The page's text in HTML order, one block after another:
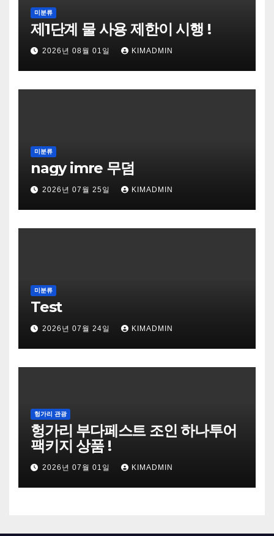
미분류
제1단계 물 사용 제한이 시행 !
2026년 08월 01일 KIMADMIN
미분류
nagy imre 무덤
2026년 07월 25일 KIMADMIN
미분류
Test
2026년 07월 24일 KIMADMIN
헝가리 관광
헝가리 부다페스트 조인 하나투어
팩키지 상품 !
2026년 07월 01일 KIMADMIN